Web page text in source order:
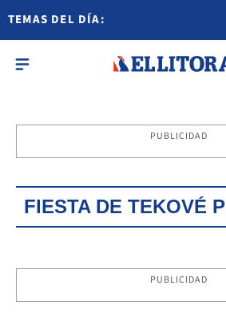
TEMAS DEL DÍA:
PUBLICIDAD
FIESTA DE TEKOVÉ
PUBLICIDAD